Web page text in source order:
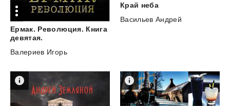
Ермак. Революция. Книга
девятая.
Валериев Игорь
Край неба
Васильев Андрей